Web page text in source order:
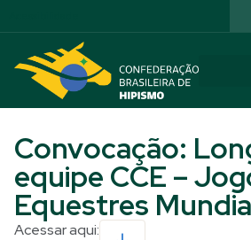
Convocação:
equipe CCE –
Equestres
Acessar aqui: